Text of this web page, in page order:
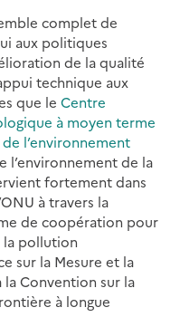
complet de
aux politiques
de la qualité
technique aux
que le Centre
à moyen terme
l’environnement
l’environnement de la
fortement dans
à travers la
de coopération pour
la pollution
sur la Mesure et la
la Convention sur la
à longue